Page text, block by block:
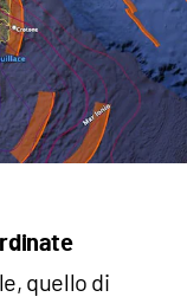
quello di